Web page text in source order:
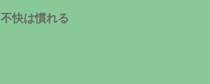
不快は慣れる